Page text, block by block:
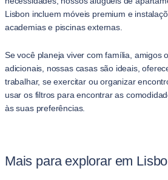
Lisbon incluem móveis premium e
academias e piscinas externas.
Se você planeja viver com família, amigos
adicionais, nossas casas são ideais,
trabalhar, se exercitar ou organizar
usar os filtros para encontrar as
às suas preferências.
Mais para explorar em